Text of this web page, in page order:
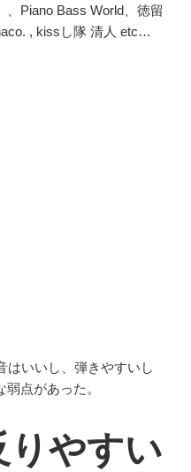
、Piano Bass World、徳留
, kissし隊 清人 etc…
はいいし、弾きやすいし
点があった。
やすい